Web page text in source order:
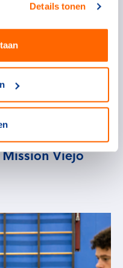
Details tonen
Viejo